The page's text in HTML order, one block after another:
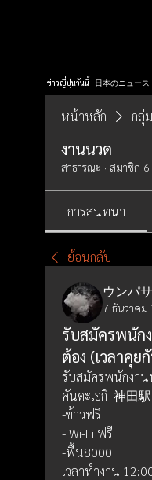
ข่าวญี่ปุ่นวันนี้ | 日本のニュース
หน้าหลัก กลุ่ม
งานนวด
สาธารณะ · สมาชิก
การสนทนา
ย้อนกลับ
ウンパ
7 ธันวาคม
รับสมัครพนัก
ต้อง (เวลาคุ
รับสมัครพนักงาน
คันดะเอกิ  神田駅
-ข้าวฟรี
- Wi-Fi ฟรี
-พื้น8000
เวลาทำงาน